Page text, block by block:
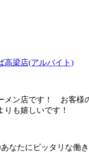
高梁店(アルバイト)
メン店です！ お客様
りも嬉しいです！
なたにピッタリな働